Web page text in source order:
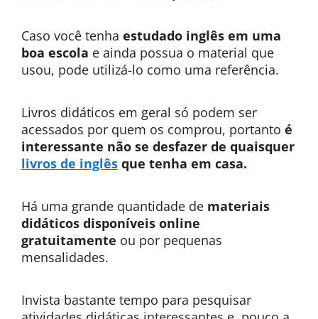
Caso você tenha estudado inglês em uma
boa escola e ainda possua o material que
usou, pode utilizá-lo como uma referência.
Livros didáticos em geral só podem ser
acessados por quem os comprou, portanto é
interessante não se desfazer de quaisquer
livros de inglês que tenha em casa.
Há uma grande quantidade de materiais
didáticos disponíveis online
gratuitamente ou por pequenas
mensalidades.
Invista bastante tempo para pesquisar